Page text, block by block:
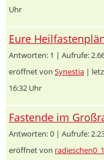
Uhr
Eure
Antworten: 1 | Aufrufe:
eröffnet von Synestia |
16:32 Uhr
Fastende im
Antworten: 0 | Aufrufe:
eröffnet von